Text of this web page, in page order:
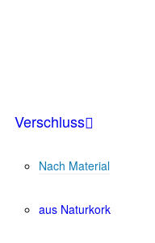
Verschluss
Nach Material
aus Naturkork